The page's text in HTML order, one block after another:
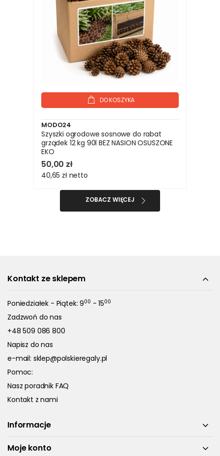
DO KOSZYKA
MODO24
Szyszki ogrodowe sosnowe do rabat
grządek 12 kg 90l BEZ NASION OSUSZONE
EKO
50,00 zł
40,65 zł netto
ZOBACZ WIĘCEJ
Kontakt ze sklepem
Poniedziałek - Piątek: 900 - 1500
Zadzwoń do nas
+48 509 086 800
Napisz do nas
e-mail: sklep@polskieregaly.pl
Pomoc:
Nasz poradnik FAQ
Kontakt z nami
Informacje
Moje konto